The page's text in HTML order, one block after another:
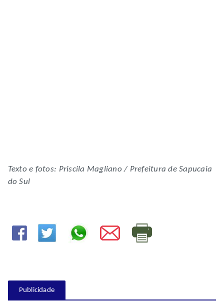
Texto e fotos: Priscila Magliano / Prefeitura de Sapucaia
do Sul
Publicidade